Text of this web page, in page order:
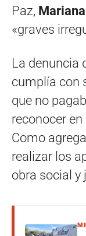
Paz,
«graves
La denuncia
cumplía con
que no
reconocer
Como
realizar los
obra social y